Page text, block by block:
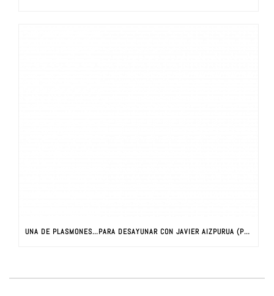
UNA DE PLASMONES…PARA DESAYUNAR CON JAVIER AIZPURUA (PARTE I)